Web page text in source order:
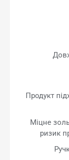
Продукт
Міцне
ризик